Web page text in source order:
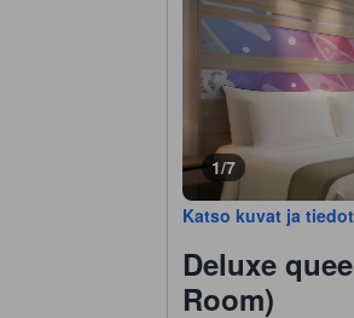
1/7
Katso kuvat ja tiedot
Deluxe
Room)